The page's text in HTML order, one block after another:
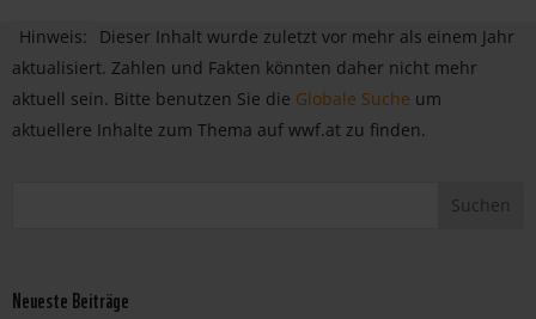
Hinweis:
Dieser Inhalt wurde zuletzt vor mehr als einem Jahr
aktualisiert. Zahlen und Fakten könnten daher nicht mehr
aktuell sein. Bitte benutzen Sie die Globale Suche um
aktuellere Inhalte zum Thema auf wwf.at zu finden.
Neueste Beiträge